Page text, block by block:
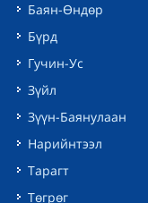
Баян-Өндөр
Бүрд
Гучин-Ус
Зүйл
Зүүн-Баянулаан
Нарийнтээл
Тарагт
Төгрөг